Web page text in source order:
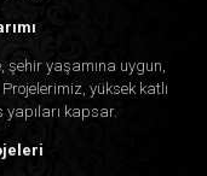
şehir yaşamına uygun,
yüksek katlı
kapsar.